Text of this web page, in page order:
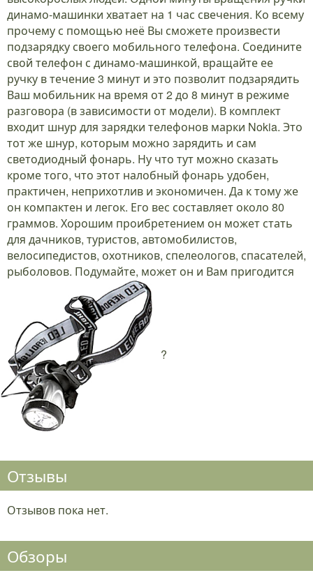
динамо-машинки хватает на 1 час свечения. Ко всему
прочему с помощью неё Вы сможете произвести
подзарядку своего мобильного телефона. Соедините
свой телефон с динамо-машинкой, вращайте ее
ручку в течение 3 минут и это позволит подзарядить
Ваш мобильник на время от 2 до 8 минут в режиме
разговора (в зависимости от модели). В комплект
входит шнур для зарядки телефонов марки Nokia. Это
тот же шнур, которым можно зарядить и сам
светодиодный фонарь. Ну что тут можно сказать
кроме того, что этот налобный фонарь удобен,
практичен, неприхотлив и экономичен. Да к тому же
он компактен и легок. Его вес составляет около 80
граммов. Хорошим проибретением он может стать
для дачников, туристов, автомобилистов,
велосипедистов, охотников, спелеологов, спасателей,
рыболовов. Подумайте, может он и Вам пригодится
?
Отзывы
Отзывов пока нет.
Обзоры